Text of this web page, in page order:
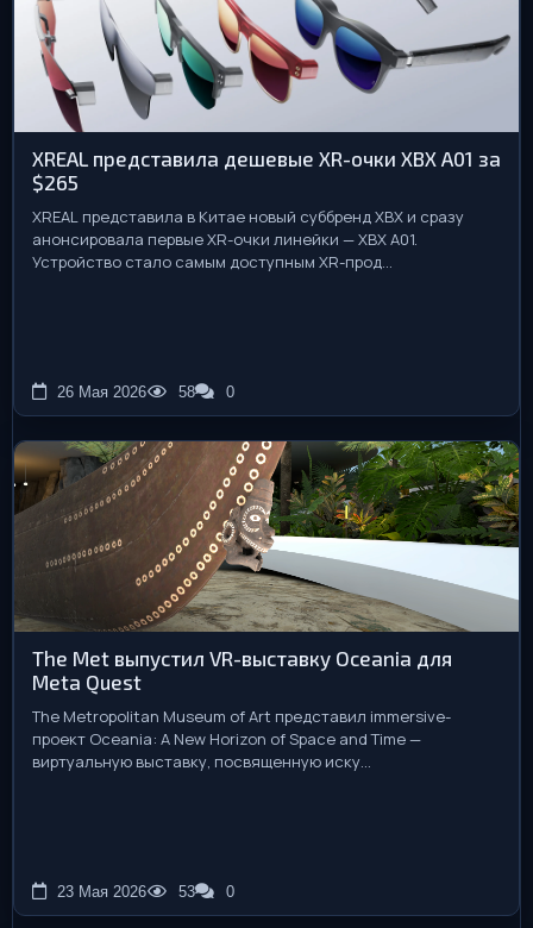
XREAL представила дешевые XR-очки XBX A01 за
$265
XREAL представила в Китае новый суббренд XBX и сразу
анонсировала первые XR-очки линейки — XBX A01.
Устройство стало самым доступным XR-прод...
26 Мая 2026 58 0
The Met выпустил VR-выставку Oceania для
Meta Quest
The Metropolitan Museum of Art представил immersive-
проект Oceania: A New Horizon of Space and Time —
виртуальную выставку, посвященную иску...
23 Мая 2026 53 0